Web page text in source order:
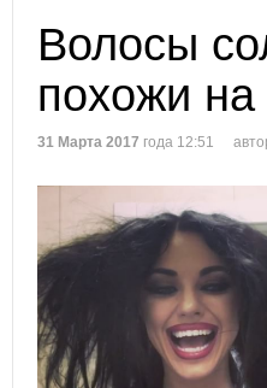
Волосы
похожи
31 Марта 2017 года 12:51